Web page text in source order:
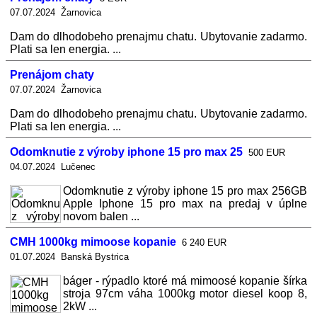
07.07.2024 Žarnovica
Dam do dlhodobeho prenajmu chatu. Ubytovanie zadarmo.
Plati sa len energia. ...
Prenájom chaty
07.07.2024 Žarnovica
Dam do dlhodobeho prenajmu chatu. Ubytovanie zadarmo.
Plati sa len energia. ...
Odomknutie z výroby iphone 15 pro max 25 500 EUR
04.07.2024 Lučenec
Odomknutie z výroby iphone 15 pro max 256GB
Apple Iphone 15 pro max na predaj v úplne
novom balen ...
CMH 1000kg mimoose kopanie 6 240 EUR
01.07.2024 Banská Bystrica
báger - rýpadlo ktoré má mimoosé kopanie šírka
stroja 97cm váha 1000kg motor diesel koop 8,
2kW ...